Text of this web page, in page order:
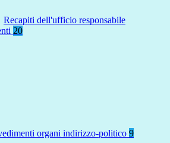
Recapiti dell'ufficio responsabile
20
organi indirizzo-politico 9